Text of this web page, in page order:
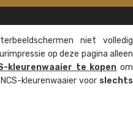
niet volledig
op deze pagina alleen
kleuren­waaier te kopen om
kleuren­waaier voor slechts